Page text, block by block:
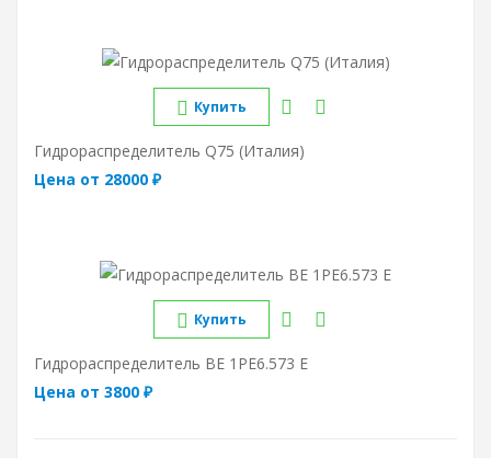
Купить
Гидрораспределитель Q75 (Италия)
Цена от 28000 ₽
Купить
Гидрораспределитель ВЕ 1РЕ6.573 Е
Цена от 3800 ₽